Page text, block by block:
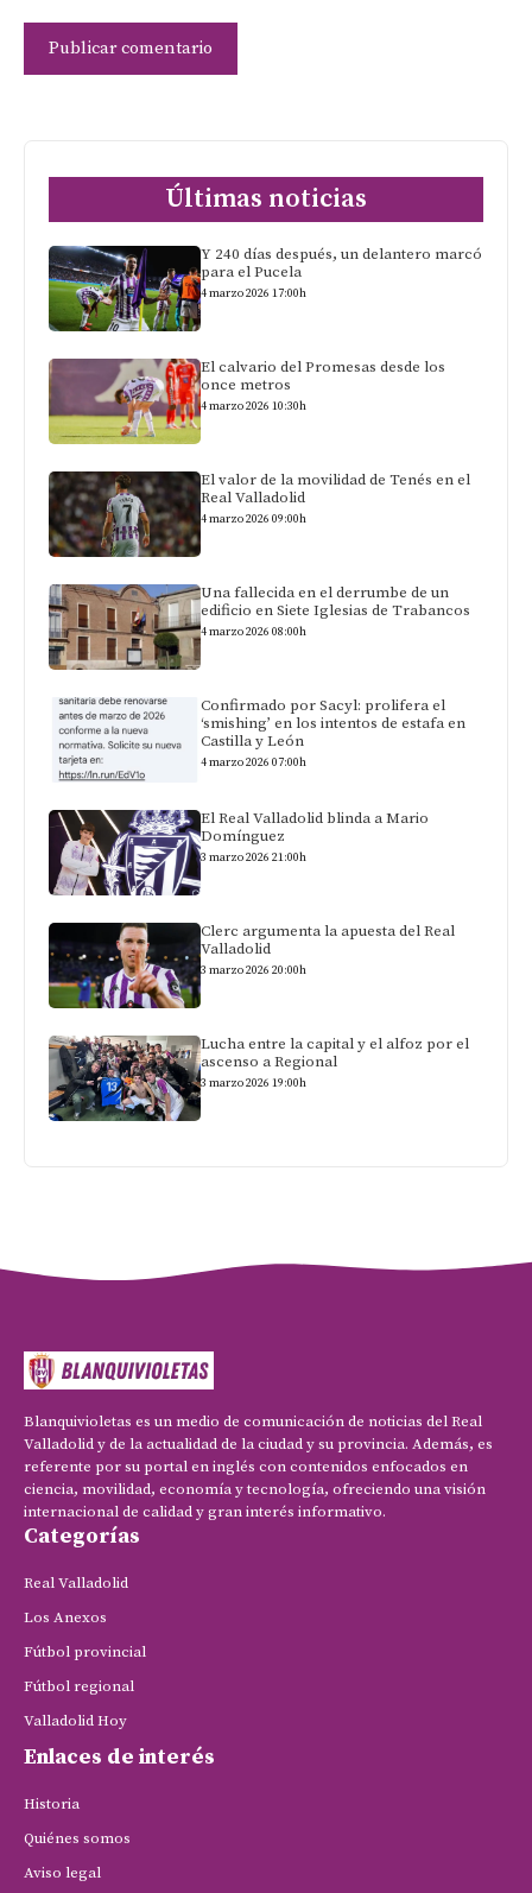
Últimas noticias
Y 240 días después, un delantero marcó
para el Pucela
4 marzo 2026 17:00h
El calvario del Promesas desde los
once metros
4 marzo 2026 10:30h
El valor de la movilidad de Tenés en el
Real Valladolid
4 marzo 2026 09:00h
Una fallecida en el derrumbe de un
edificio en Siete Iglesias de Trabancos
4 marzo 2026 08:00h
Confirmado por Sacyl: prolifera el
‘smishing’ en los intentos de estafa en
Castilla y León
4 marzo 2026 07:00h
El Real Valladolid blinda a Mario
Domínguez
3 marzo 2026 21:00h
Clerc argumenta la apuesta del Real
Valladolid
3 marzo 2026 20:00h
Lucha entre la capital y el alfoz por el
ascenso a Regional
3 marzo 2026 19:00h
Blanquivioletas es un medio de comunicación de noticias del Real
Valladolid y de la actualidad de la ciudad y su provincia. Además, es
referente por su portal en inglés con contenidos enfocados en
ciencia, movilidad, economía y tecnología, ofreciendo una visión
internacional de calidad y gran interés informativo.
Categorías
Real Valladolid
Los Anexos
Fútbol provincial
Fútbol regional
Valladolid Hoy
Enlaces de interés
Historia
Quiénes somos
Aviso legal